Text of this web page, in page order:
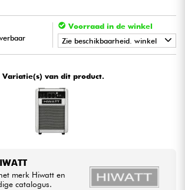
toebehoren
Bekijk onze merken
Voorraad in de winkel
Zie beschikbaarheid. winkel
• Star
•
Variatie(s) van dit product.
merk Hiwatt en
catalogus.